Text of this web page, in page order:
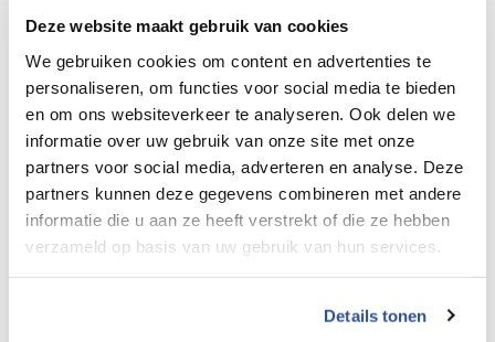
Deze website maakt gebruik van cookies
We gebruiken cookies om content en advertenties te
personaliseren, om functies voor social media te bieden
en om ons websiteverkeer te analyseren. Ook delen we
informatie over uw gebruik van onze site met onze
partners voor social media, adverteren en analyse. Deze
partners kunnen deze gegevens combineren met andere
informatie die u aan ze heeft verstrekt of die ze hebben
verzameld op basis van uw gebruik van hun services.
Details tonen